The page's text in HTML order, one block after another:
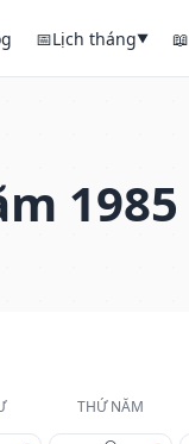
📅Lịch tháng▼ 📖
1985
THỨ NĂM